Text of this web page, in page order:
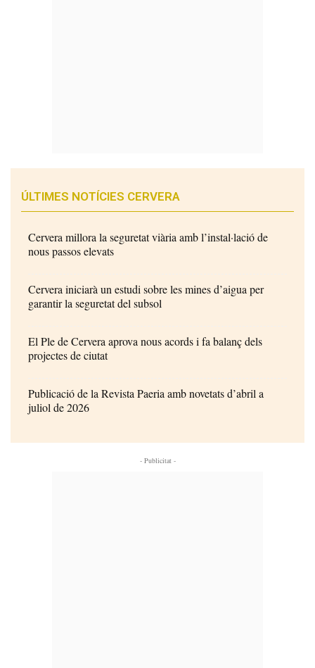
ÚLTIMES NOTÍCIES CERVERA
Cervera millora la seguretat viària amb l’instal·lació de
nous passos elevats
Cervera iniciarà un estudi sobre les mines d’aigua per
garantir la seguretat del subsol
El Ple de Cervera aprova nous acords i fa balanç dels
projectes de ciutat
Publicació de la Revista Paeria amb novetats d’abril a
juliol de 2026
- Publicitat -